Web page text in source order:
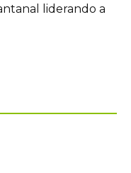
liderando a